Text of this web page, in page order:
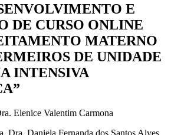
E
DE CURSO ONLINE
MATERNO
DE UNIDADE
INTENSIVA
Elenice Valentim Carmona